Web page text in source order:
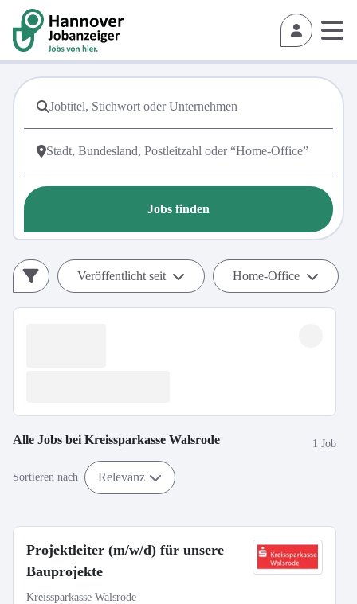
Jobs finden
Veröffentlicht seit Home-Office
Alle Jobs bei Kreissparkasse Walsrode 1 Job
Sortieren nach Relevanz
Projektleiter (m/w/d) für unsere
Bauprojekte
Kreissparkasse Walsrode